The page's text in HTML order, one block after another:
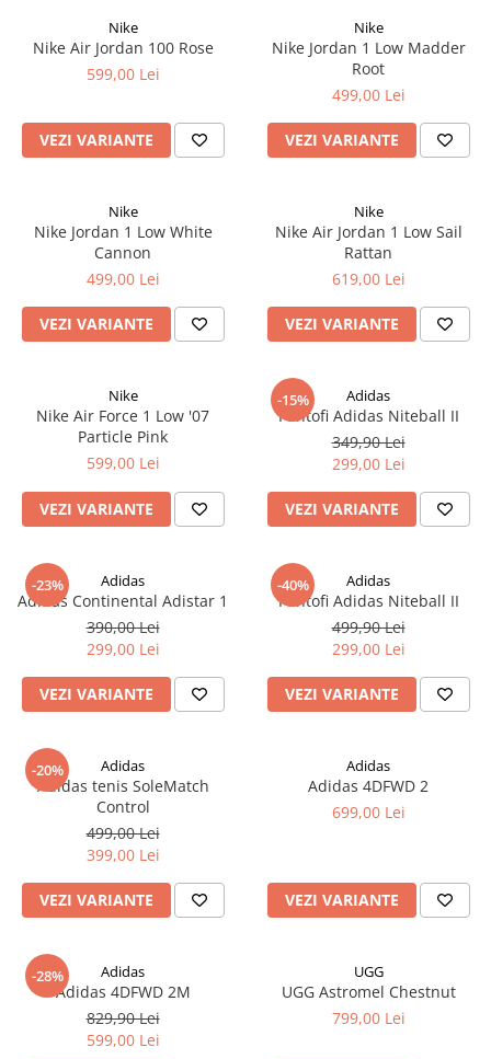
Nike
Nike Air Jordan 100 Rose
599,00 Lei
VEZI VARIANTE
Nike
Nike Jordan 1 Low Madder
Root
499,00 Lei
VEZI VARIANTE
Nike
Nike Jordan 1 Low White
Cannon
499,00 Lei
VEZI VARIANTE
Nike
Nike Air Jordan 1 Low Sail
Rattan
619,00 Lei
VEZI VARIANTE
Nike
Nike Air Force 1 Low '07
Particle Pink
599,00 Lei
VEZI VARIANTE
-15% Adidas
Pantofi Adidas Niteball II
349,90 Lei
299,00 Lei
VEZI VARIANTE
-23% Adidas
Adidas Continental Adistar 1
390,00 Lei
299,00 Lei
VEZI VARIANTE
-40% Adidas
Pantofi Adidas Niteball II
499,90 Lei
299,00 Lei
VEZI VARIANTE
-20% Adidas
Adidas tenis SoleMatch
Control
499,00 Lei
399,00 Lei
VEZI VARIANTE
Adidas
Adidas 4DFWD 2
699,00 Lei
VEZI VARIANTE
-28% Adidas
Adidas 4DFWD 2M
829,90 Lei
599,00 Lei
UGG
UGG Astromel Chestnut
799,00 Lei